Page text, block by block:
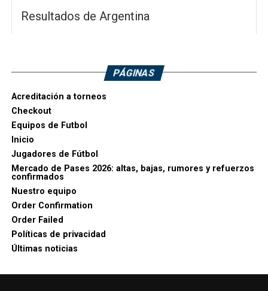
Resultados de Argentina
PÁGINAS
Acreditación a torneos
Checkout
Equipos de Futbol
Inicio
Jugadores de Fútbol
Mercado de Pases 2026: altas, bajas, rumores y refuerzos
confirmados
Nuestro equipo
Order Confirmation
Order Failed
Políticas de privacidad
Últimas noticias